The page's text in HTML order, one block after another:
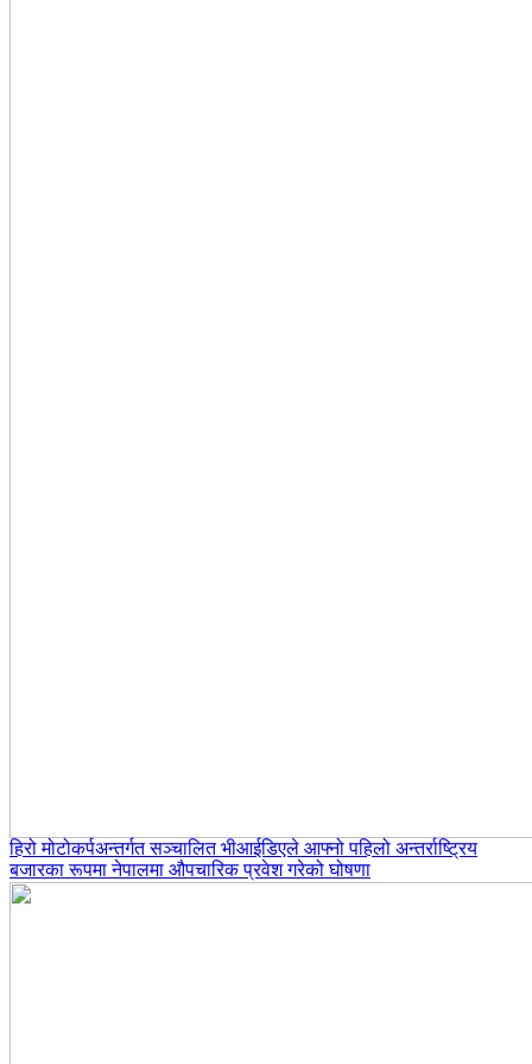
हिरो मोटोकर्पअन्तर्गत सञ्चालित भीआईडिएले आफ्नो पहिलो अन्तर्राष्ट्रिय
बजारका रूपमा नेपालमा औपचारिक प्रवेश गरेको घोषणा